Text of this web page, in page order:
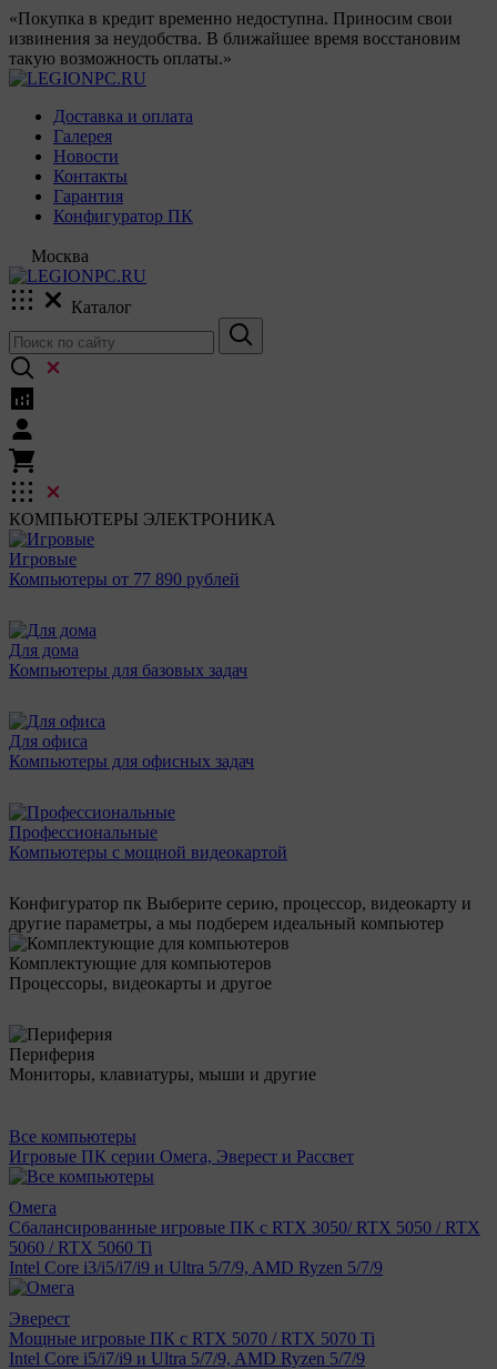
«Покупка в кредит временно недоступна. Приносим свои
извинения за неудобства. В ближайшее время восстановим
такую возможность оплаты.»
Доставка и оплата
Галерея
Новости
Контакты
Гарантия
Конфигуратор ПК
Москва
Каталог
КОМПЬЮТЕРЫ ЭЛЕКТРОНИКА
Игровые
Компьютеры от 77 890 рублей
Для дома
Компьютеры для базовых задач
Для офиса
Компьютеры для офисных задач
Профессиональные
Компьютеры с мощной видеокартой
Конфигуратор пк Выберите серию, процессор, видеокарту и
другие параметры, а мы подберем идеальный компьютер
Комплектующие для компьютеров
Процессоры, видеокарты и другое
Периферия
Мониторы, клавиатуры, мыши и другие
Все компьютеры
Игровые ПК серии Омега, Эверест и Рассвет
Омега
Сбалансированные игровые ПК с RTX 3050/ RTX 5050 / RTX
5060 / RTX 5060 Ti
Intel Core i3/i5/i7/i9 и Ultra 5/7/9, AMD Ryzen 5/7/9
Эверест
Мощные игровые ПК с RTX 5070 / RTX 5070 Ti
Intel Core i5/i7/i9 и Ultra 5/7/9, AMD Ryzen 5/7/9